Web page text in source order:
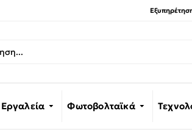
Εργαλεία Φωτοβολταϊκά